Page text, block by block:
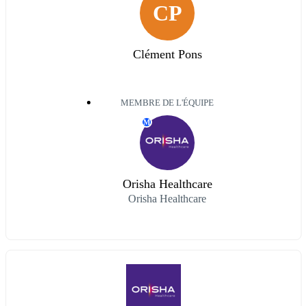
CP
Clément Pons
MEMBRE DE L'ÉQUIPE
M
Orisha Healthcare
Orisha Healthcare